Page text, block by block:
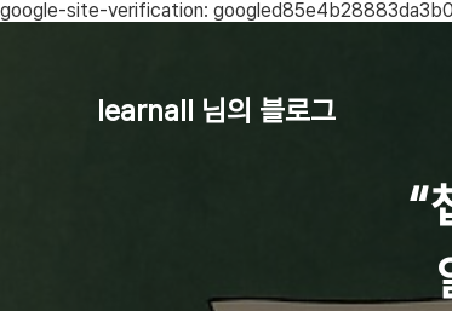
google-site-verification:
learnall 님의 블로그
“